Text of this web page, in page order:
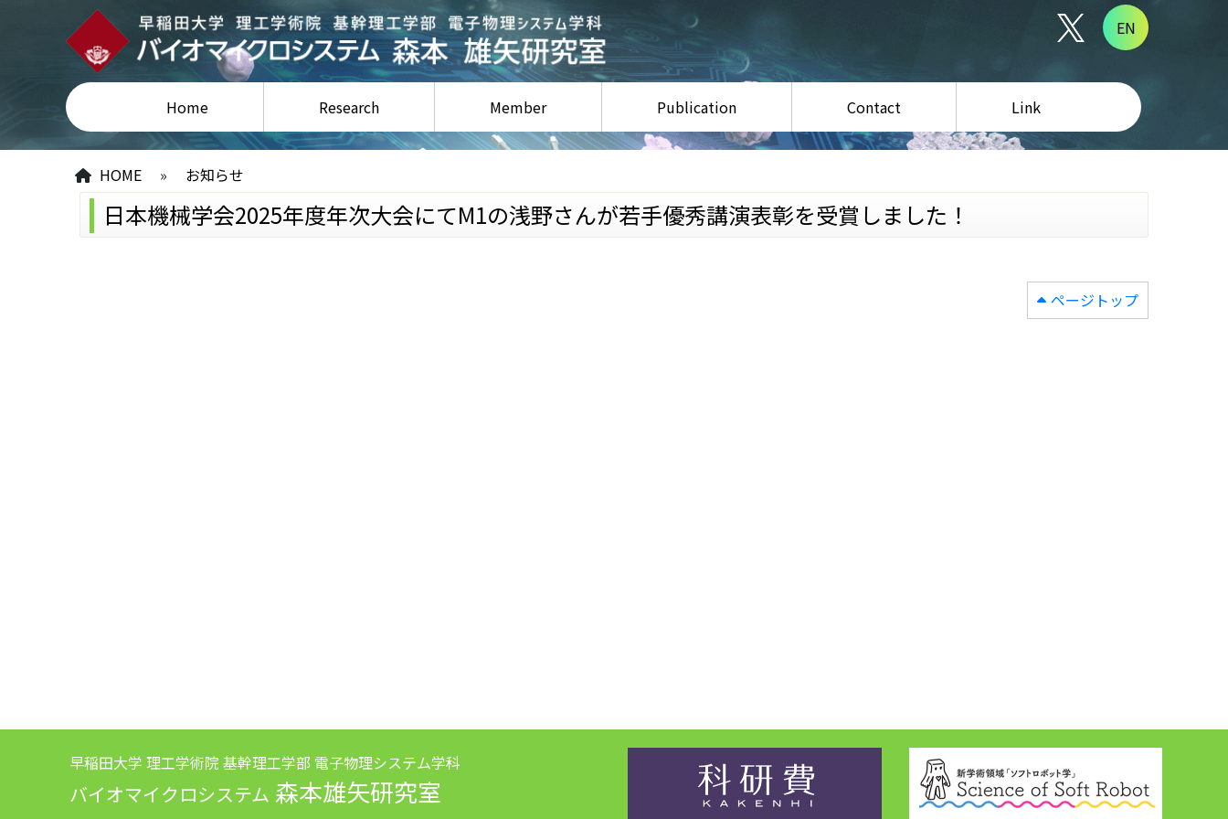
EN
Home Research Member Publication Contact Link
HOME » お知らせ
日本機械学会2025年度年次大会にてM1の浅野さんが若手優秀講演表彰を受賞しました！
ページトップ
早稲田大学 理工学術院 基幹理工学部 電子物理システム学科
バイオマイクロシステム 森本雄矢研究室